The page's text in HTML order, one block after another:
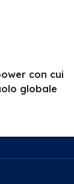
con cui
globale